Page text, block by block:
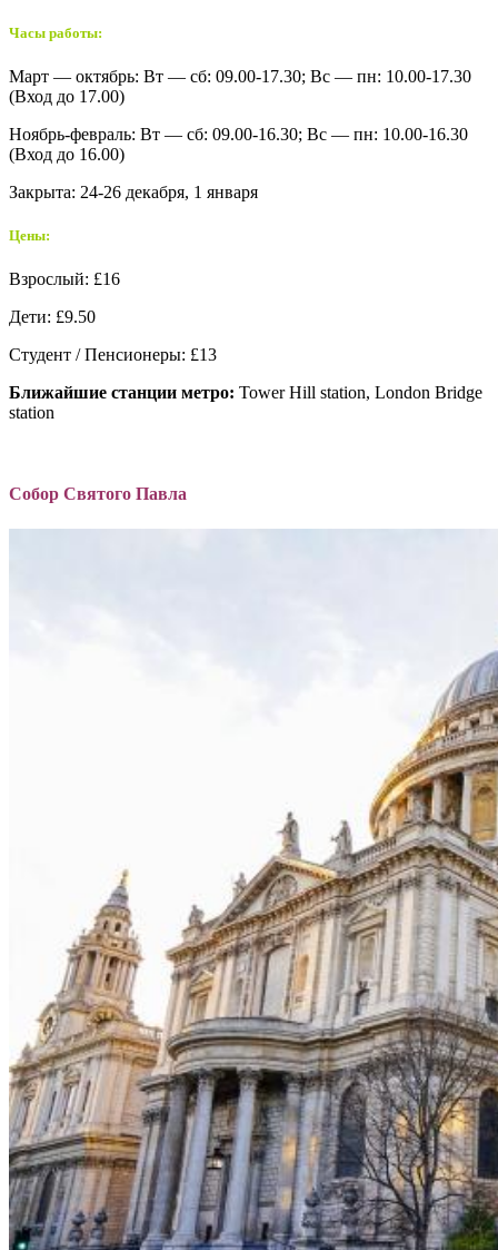
Часы работы:
Март — октябрь: Вт — сб: 09.00-17.30; Вс — пн: 10.00-17.30
(Вход до 17.00)
Ноябрь-февраль: Вт — сб: 09.00-16.30; Вс — пн: 10.00-16.30
(Вход до 16.00)
Закрыта: 24-26 декабря, 1 января
Цены:
Взрослый: £16
Дети: £9.50
Студент / Пенсионеры: £13
Ближайшие станции метро: Tower Hill station, London Bridge
station
Собор Святого Павла